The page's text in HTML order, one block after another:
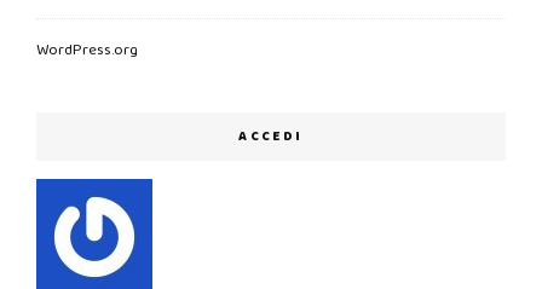
WordPress.org
ACCEDI